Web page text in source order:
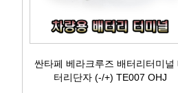
싼타페 베라크루즈 배터리터미널
터리단자 (-/+) TE007 OHJ